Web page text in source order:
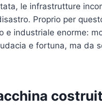
le infrastrutture
Proprio per
e industriale enorme:
e fortuna, ma da